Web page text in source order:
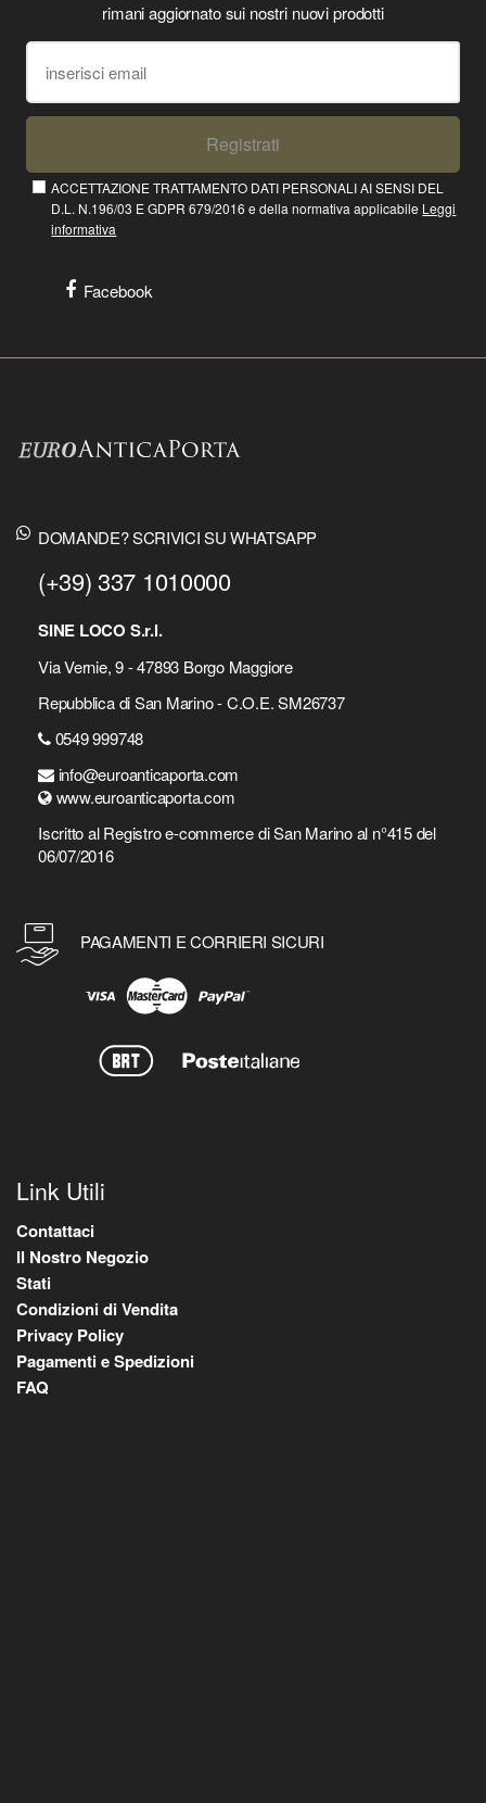
rimani aggiornato sui nostri nuovi prodotti
Registrati
ACCETTAZIONE TRATTAMENTO DATI PERSONALI AI SENSI DEL
D.L. N.196/03 E GDPR 679/2016 e della normativa applicabile Leggi
informativa
Facebook
DOMANDE? SCRIVICI SU WHATSAPP
(+39) 337 1010000
SINE LOCO S.r.l.
Via Vernie, 9 - 47893 Borgo Maggiore
Repubblica di San Marino - C.O.E. SM26737
0549 999748
info@euroanticaporta.com
www.euroanticaporta.com
Iscritto al Registro e-commerce di San Marino al n°415 del
06/07/2016
PAGAMENTI E CORRIERI SICURI
Link Utili
Contattaci
Il Nostro Negozio
Stati
Condizioni di Vendita
Privacy Policy
Pagamenti e Spedizioni
FAQ